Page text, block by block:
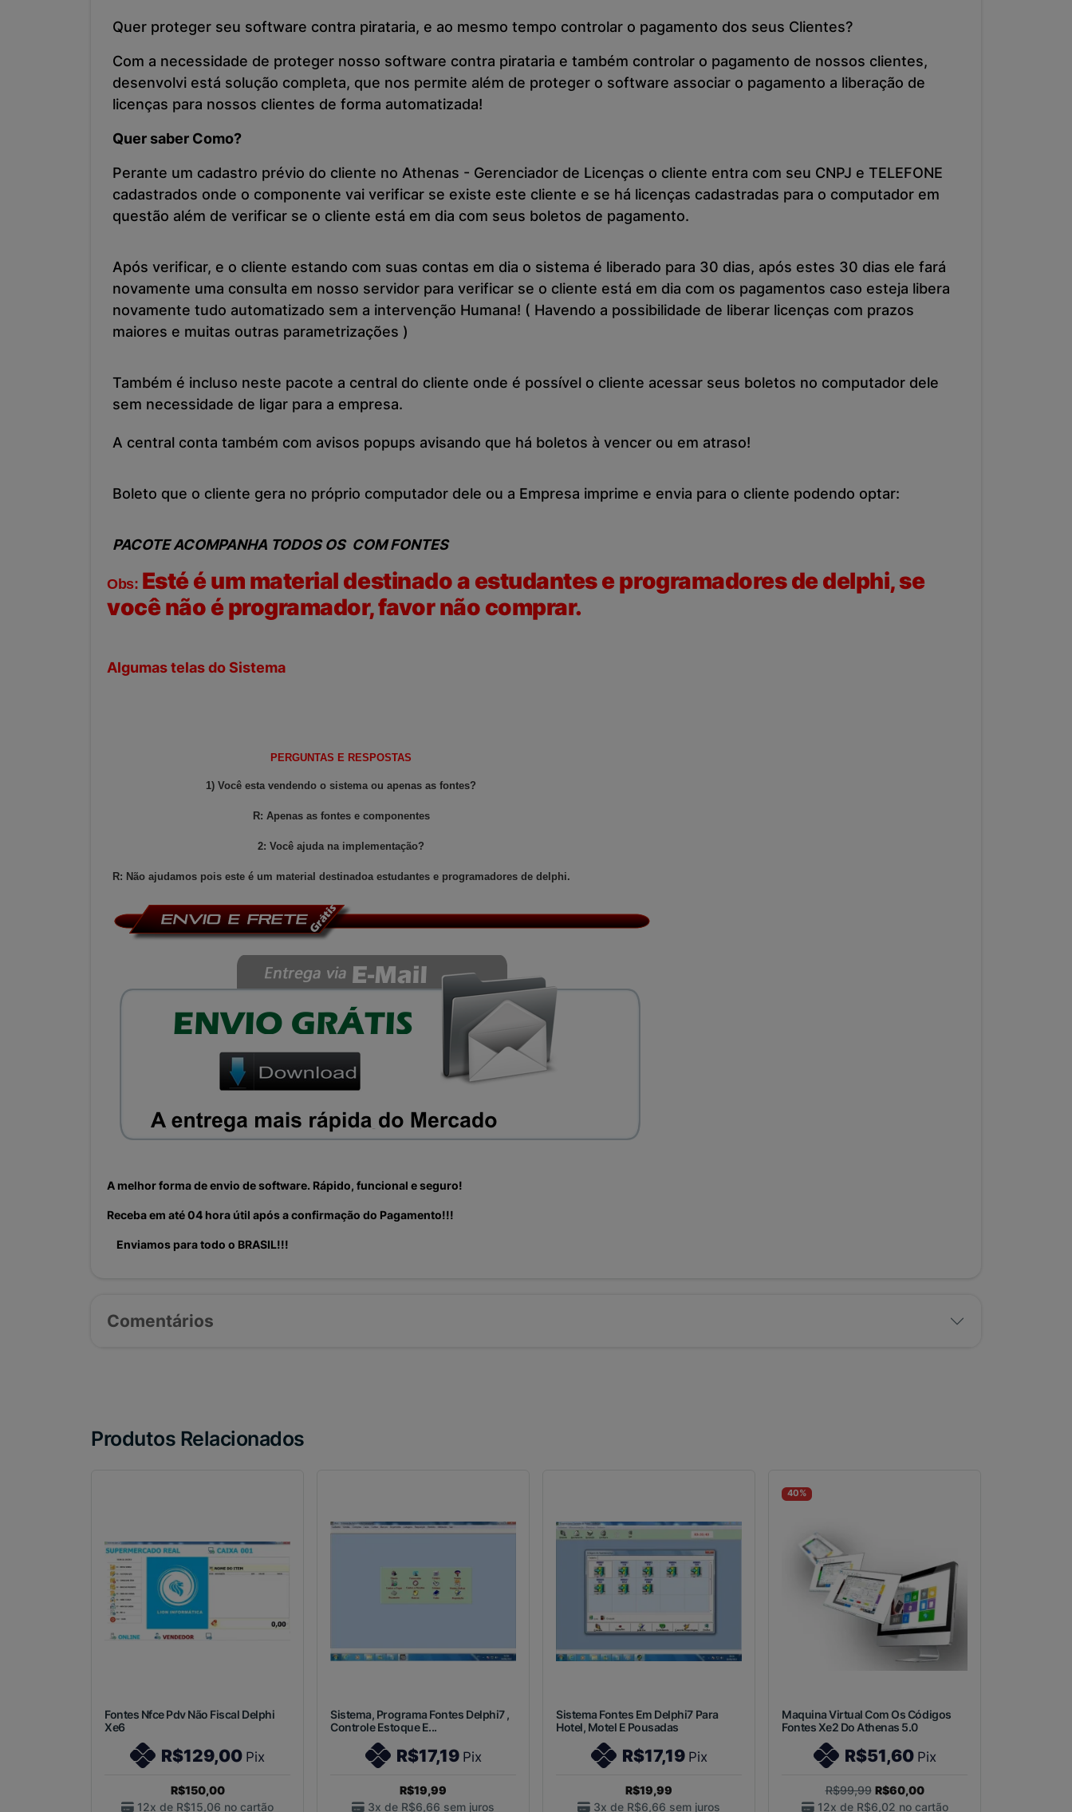
Quer proteger seu software contra pirataria, e ao mesmo tempo controlar o pagamento dos seus Clientes?
Com a necessidade de proteger nosso software contra pirataria e também controlar o pagamento de nossos clientes,
desenvolvi está solução completa, que nos permite além de proteger o software associar o pagamento a liberação de
licenças para nossos clientes de forma automatizada!
Quer saber Como?
Perante um cadastro prévio do cliente no Athenas - Gerenciador de Licenças o cliente entra com seu CNPJ e TELEFONE
cadastrados onde o componente vai verificar se existe este cliente e se há licenças cadastradas para o computador em
questão além de verificar se o cliente está em dia com seus boletos de pagamento.
Após verificar, e o cliente estando com suas contas em dia o sistema é liberado para 30 dias, após estes 30 dias ele fará
novamente uma consulta em nosso servidor para verificar se o cliente está em dia com os pagamentos caso esteja libera
novamente tudo automatizado sem a intervenção Humana! ( Havendo a possibilidade de liberar licenças com prazos
maiores e muitas outras parametrizações )
Também é incluso neste pacote a central do cliente onde é possível o cliente acessar seus boletos no computador dele
sem necessidade de ligar para a empresa.
A central conta também com avisos popups avisando que há boletos à vencer ou em atraso!
Boleto que o cliente gera no próprio computador dele ou a Empresa imprime e envia para o cliente podendo optar:
PACOTE ACOMPANHA TODOS OS COM FONTES
Obs: Esté é um material destinado a estudantes e programadores de delphi, se
você não é programador, favor não comprar.
Algumas telas do Sistema
PERGUNTAS E RESPOSTAS
1) Você esta vendendo o sistema ou apenas as fontes?
R: Apenas as fontes e componentes
2: Você ajuda na implementação?
R: Não ajudamos pois este é um material destinadoa estudantes e programadores de delphi.
A melhor forma de envio de software. Rápido, funcional e seguro!
Receba em até 04 hora útil após a confirmação do Pagamento!!!
Enviamos para todo o BRASIL!!!
Comentários
Produtos Relacionados
Fontes Nfce Pdv Não Fiscal Delphi
Xe6
R$129,00 Pix
R$150,00
12x de R$15,06 no cartão
Sistema, Programa Fontes Delphi7 ,
Controle Estoque E...
R$17,19 Pix
R$19,99
3x de R$6,66 sem juros
Sistema Fontes Em Delphi7 Para
Hotel, Motel E Pousadas
R$17,19 Pix
R$19,99
3x de R$6,66 sem juros
40%
Maquina Virtual Com Os Códigos
Fontes Xe2 Do Athenas 5.0
R$51,60 Pix
R$99,99 R$60,00
12x de R$6,02 no cartão